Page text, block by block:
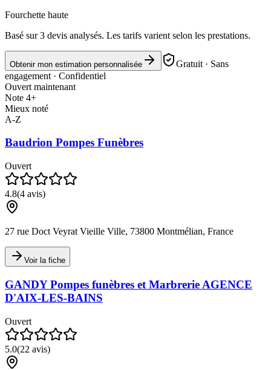
Fourchette haute
Basé sur3 devis analysés. Les tarifs varient selon les prestations.
Obtenir mon estimation personnalisée
Gratuit · Sans
engagement · Confidentiel
Ouvert maintenant
Note 4+
Mieux noté
A-Z
Baudrion Pompes Funèbres
Ouvert
4.8(4 avis)
27 rue Doct Veyrat Vieille Ville, 73800 Montmélian, France
Voir la fiche
GANDY Pompes funèbres et Marbrerie AGENCE
D'AIX-LES-BAINS
Ouvert
5.0(22 avis)